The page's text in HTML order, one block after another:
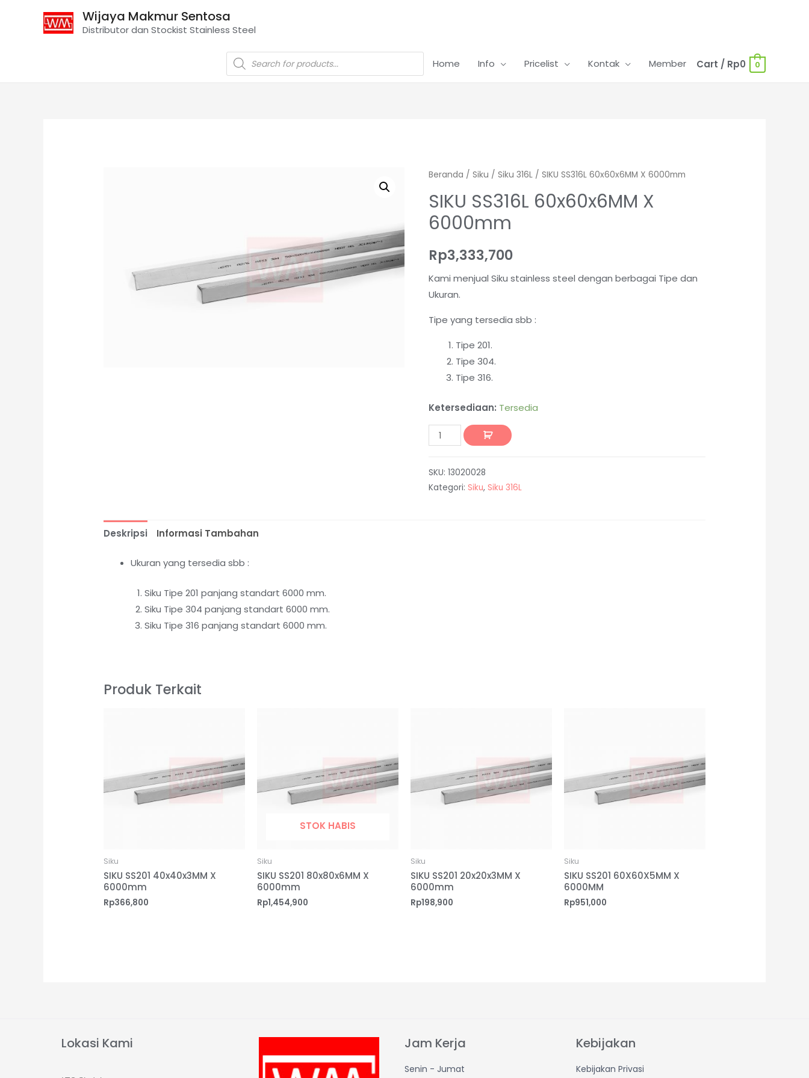
Wijaya Makmur Sentosa
Distributor dan Stockist Stainless Steel
Home Info Pricelist Kontak Member Cart / Rp0 0
Beranda / Siku / Siku 316L / SIKU SS316L 60x60x6MM X 6000mm
SIKU SS316L 60x60x6MM X
6000mm
Rp3,333,700
Kami menjual Siku stainless steel dengan berbagai Tipe dan
Ukuran.
Tipe yang tersedia sbb :
Tipe 201.
Tipe 304.
Tipe 316.
Ketersediaan: Tersedia
SKU: 13020028
Kategori: Siku, Siku 316L
Deskripsi Informasi Tambahan
Ukuran yang tersedia sbb :
Siku Tipe 201 panjang standart 6000 mm.
Siku Tipe 304 panjang standart 6000 mm.
Siku Tipe 316 panjang standart 6000 mm.
Produk Terkait
Siku
SIKU SS201 40x40x3MM X
6000mm
Rp366,800
STOK HABIS
Siku
SIKU SS201 80x80x6MM X
6000mm
Rp1,454,900
Siku
SIKU SS201 20x20x3MM X
6000mm
Rp198,900
Siku
SIKU SS201 60X60X5MM X
6000MM
Rp951,000
Lokasi Kami Jam Kerja
Senin - Jumat
Kebijakan
Kebijakan Privasi